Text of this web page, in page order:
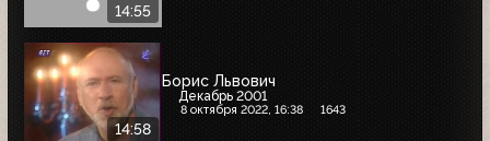
14:55
14:58
Борис Львович
Декабрь 2001
8 октября 2022, 16:38 1643